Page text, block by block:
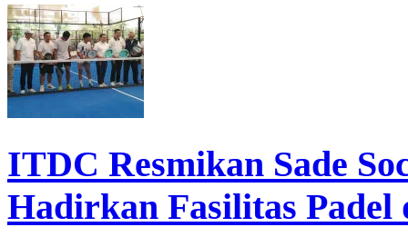
ITDC Resmikan Sade
Hadirkan Fasilitas